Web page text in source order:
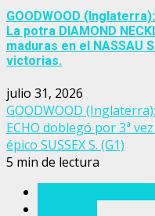
GOODWOOD
La potra DIAMOND
maduras en el NASSAU
victorias.
julio 31, 2026
GOODWOOD
ECHO doblegó por 3ª
épico SUSSEX S. (G1)
5 min de lectura